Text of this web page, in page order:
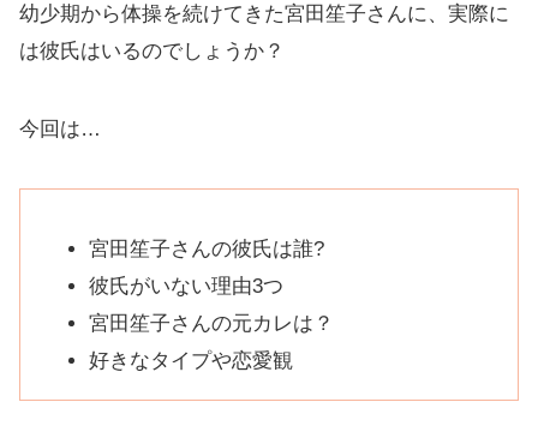
幼少期から体操を続けてきた宮田笙子さんに、実際に
は彼氏はいるのでしょうか？
今回は…
宮田笙子さんの彼氏は誰?
彼氏がいない理由3つ
宮田笙子さんの元カレは？
好きなタイプや恋愛観